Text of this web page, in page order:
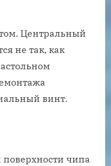
Центральный
не так, как
винт.
поверхности чипа